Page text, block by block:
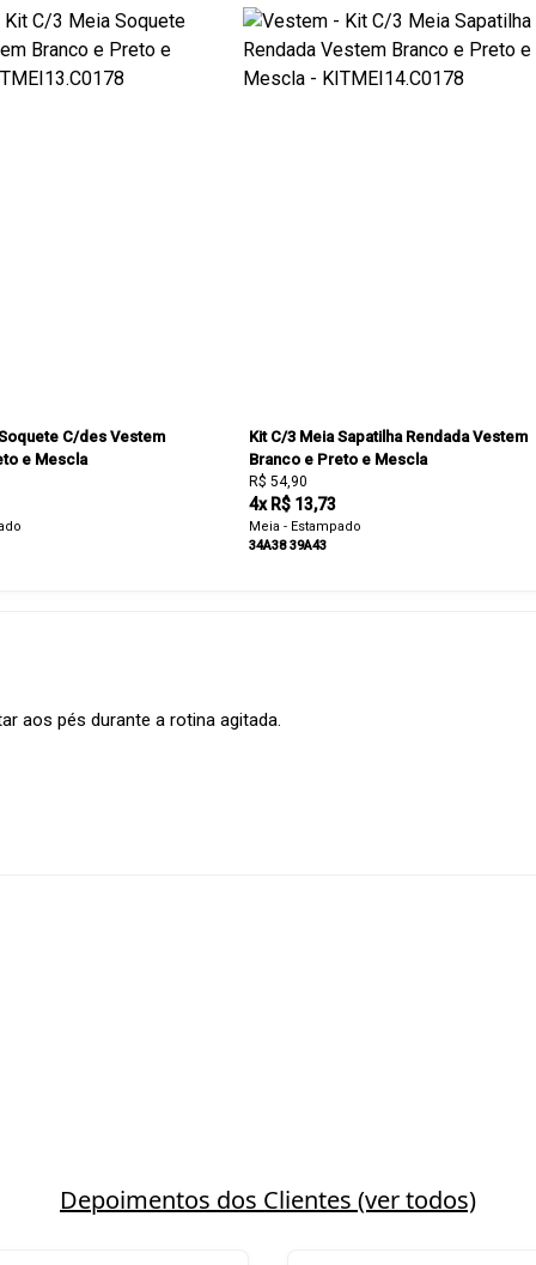
C/des Vestem
e Mescla
Kit C/3 Meia Sapatilha Rendada Vestem
Branco e Preto e Mescla
R$ 54,90
4x R$ 13,73
Meia - Estampado
34A38 39A43
aos pés durante a rotina agitada.
Depoimentos dos Clientes (ver todos)